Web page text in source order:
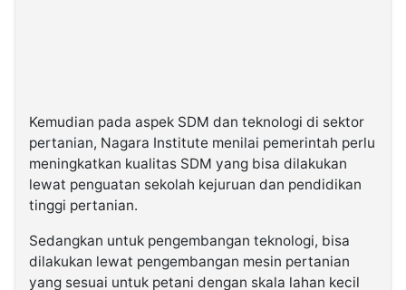
Kemudian pada aspek SDM dan teknologi di sektor
pertanian, Nagara Institute menilai pemerintah perlu
meningkatkan kualitas SDM yang bisa dilakukan
lewat penguatan sekolah kejuruan dan pendidikan
tinggi pertanian.
Sedangkan untuk pengembangan teknologi, bisa
dilakukan lewat pengembangan mesin pertanian
yang sesuai untuk petani dengan skala lahan kecil